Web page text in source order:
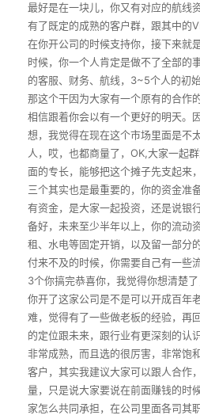
最好是在一块儿，你又有对应的航线
有了既定的成熟的客户群，跟其中的
在你开公司的时候支持你，接下来就
时候，你一个人肯定是做不了全部的
的客服、财务、航线，3~5个人的初
那这个干因为大家有一个原有的合作
相信跟着你会以有一个更好的明天。
想，我觉得在现在这个市场里面是不
人，哎，也都商量了，OK,大家一起
面的专长，能够把这个摊子先支起来
三个其实也是最重要的，你的资金准
有资金，是大家一起投资，还是说银
备好，未来至少半年以上，你的流动
租、水电等固定开销，以及留一部分
付来不及的时候，你需要自己有一些
3个你搞完恭喜你，我觉得你想清楚
你开了这家公司是不是可以开成百年
难，觉得有了一些做老板的经验，再
的定位跟未来，跟行业有更深刻的认
非常成熟，而且选的很厉害，非常饱
客户，其实我建议大家可以跟人合作
量，只是说大家要说在前面赚钱的时
家怎么共同承担，在公司里面各司其